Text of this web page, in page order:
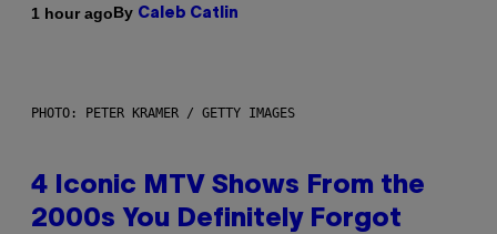
1 hour agoBy Caleb Catlin
PHOTO: PETER KRAMER / GETTY IMAGES
4 Iconic MTV Shows From the
2000s You Definitely Forgot